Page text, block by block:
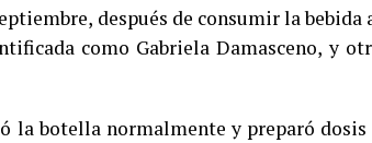
después de consumir la bebida
como Gabriela Damasceno, y
la botella normalmente y preparó